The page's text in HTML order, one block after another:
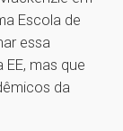
Escola de
essa
mas que
da